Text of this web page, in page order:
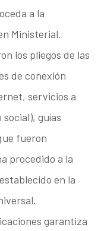
a la
Ministerial.
los pliegos de las
de conexión
servicios a
guías
fueron
procedido a la
en la
garantiza